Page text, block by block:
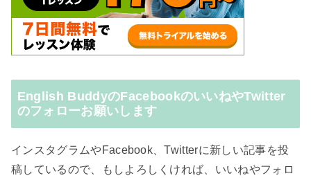
English BuddyのFacebookのいいねやTwitter
のフォローお願いします
インスタグラムやFacebook、Twitterに新しい記事を投
稿しているので、もしよろしくければ、いいねやフォロ